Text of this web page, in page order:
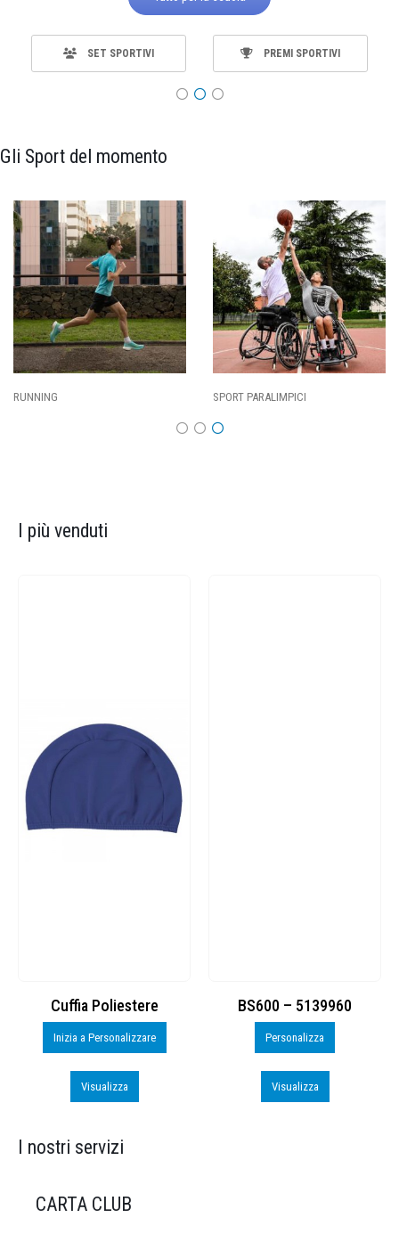
SET SPORTIVI PREMI SPORTIVI
Gli Sport del momento
RUNNING SPORT PARALIMPICI
I più venduti
Cuffia Poliestere
Inizia a Personalizzare
Visualizza
BS600 – 5139960
Personalizza
Visualizza
I nostri servizi
CARTA CLUB